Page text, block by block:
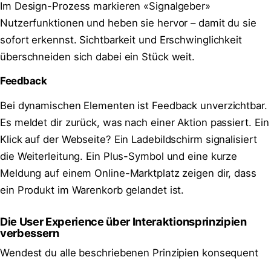
Im Design-Prozess markieren «Signalgeber»
Nutzerfunktionen und heben sie hervor – damit du sie
sofort erkennst. Sichtbarkeit und Erschwinglichkeit
überschneiden sich dabei ein Stück weit.
Feedback
Bei dynamischen Elementen ist Feedback unverzichtbar.
Es meldet dir zurück, was nach einer Aktion passiert. Ein
Klick auf der Webseite? Ein Ladebildschirm signalisiert
die Weiterleitung. Ein Plus-Symbol und eine kurze
Meldung auf einem Online-Marktplatz zeigen dir, dass
ein Produkt im Warenkorb gelandet ist.
Die User Experience über Interaktionsprinzipien
verbessern
Wendest du alle beschriebenen Prinzipien konsequent